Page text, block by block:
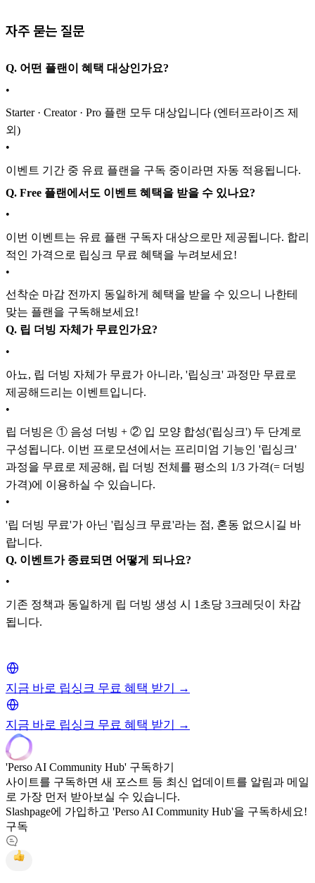
자주 묻는 질문
Q. 어떤 플랜이 혜택 대상인가요?
•
Starter · Creator · Pro 플랜 모두 대상입니다 (엔터프라이즈 제
외)
•
이벤트 기간 중 유료 플랜을 구독 중이라면 자동 적용됩니다.
Q. Free 플랜에서도 이벤트 혜택을 받을 수 있나요?
•
이번 이벤트는 유료 플랜 구독자 대상으로만 제공됩니다. 합리
적인 가격으로 립싱크 무료 혜택을 누려보세요!
•
선착순 마감 전까지 동일하게 혜택을 받을 수 있으니 나한테
맞는 플랜을 구독해보세요!
Q. 립 더빙 자체가 무료인가요?
•
아뇨, 립 더빙 자체가 무료가 아니라, '립싱크' 과정만 무료로
제공해드리는 이벤트입니다.
•
립 더빙은 ① 음성 더빙 + ② 입 모양 합성('립싱크') 두 단계로
구성됩니다. 이번 프로모션에서는 프리미엄 기능인 '립싱크'
과정을 무료로 제공해, 립 더빙 전체를 평소의 1/3 가격(= 더빙
가격)에 이용하실 수 있습니다.
•
'립 더빙 무료'가 아닌 '립싱크 무료'라는 점, 혼동 없으시길 바
랍니다.
Q. 이벤트가 종료되면 어떻게 되나요?
•
기존 정책과 동일하게 립 더빙 생성 시 1초당 3크레딧이 차감
됩니다.
지금 바로 립싱크 무료 혜택 받기 →
지금 바로 립싱크 무료 혜택 받기 →
'Perso AI Community Hub' 구독하기
사이트를 구독하면 새 포스트 등 최신 업데이트를 알림과 메일
로 가장 먼저 받아보실 수 있습니다.
Slashpage에 가입하고 'Perso AI Community Hub'을 구독하세요!
구독